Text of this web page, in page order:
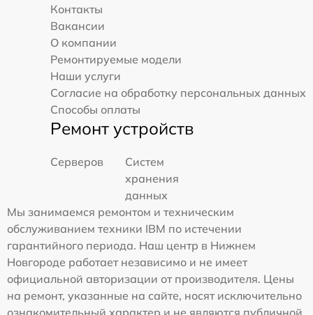
Контакты
Вакансии
О компании
Ремонтируемые модели
Наши услуги
Согласие на обработку персональных данных
Способы оплаты
Ремонт устройств
Серверов
Систем
хранения
данных
Мы занимаемся ремонтом и техническим
обслуживанием техники IBM по истечении
гарантийного периода. Наш центр в Нижнем
Новгороде работает независимо и не имеет
официальной авторизации от производителя. Цены
на ремонт, указанные на сайте, носят исключительно
ознакомительный характер и не являются публичной